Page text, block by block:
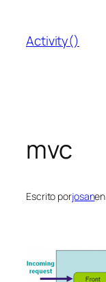
contenido
Activity()
mvc
Escrito porjosanen